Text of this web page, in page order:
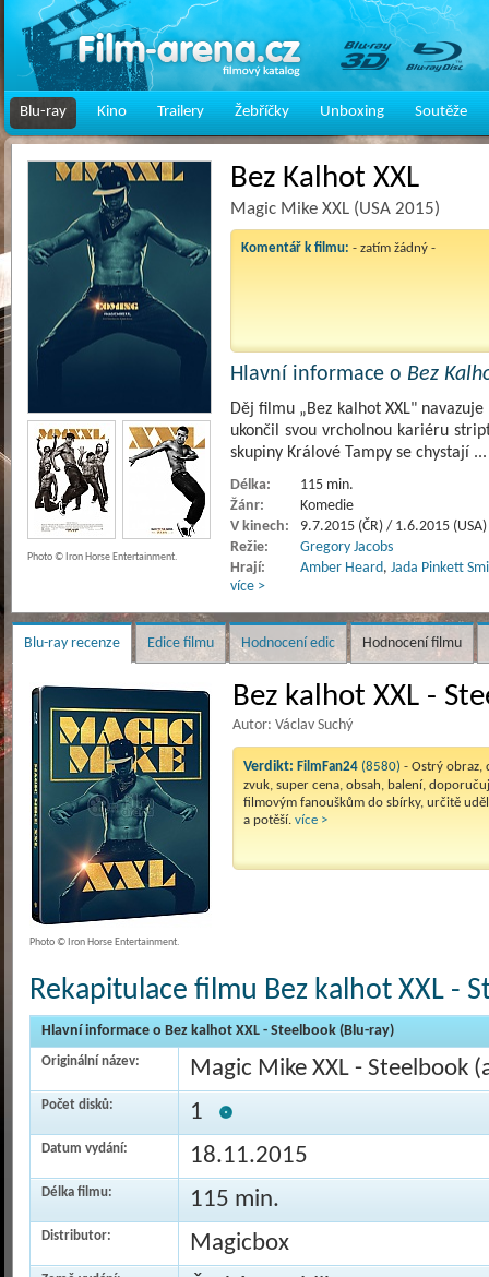
Blu-ray Kino Trailery Žebříčky Unboxing Soutěže
Bez Kalhot XXL
Magic Mike XXL (USA 2015)
Komentář k filmu: - zatím žádný -
Hlavní informace o Bez
Děj filmu „Bez kalhot XXL"
ukončil svou vrcholnou kariéru
skupiny Králové Tampy se chystají
Délka:
115 min.
Žánr:
Komedie
V kinech:
9.7.2015 (ČR) / 1.6.2015 (USA)
Režie:
Gregory Jacobs
Hrají:
Amber Heard, Jada Pinkett
více >
Photo © Iron Horse Entertainment.
Blu-ray recenze Edice filmu Hodnocení edic Hodnocení filmu
Bez kalhot XXL -
Autor: Václav Suchý
Verdikt: FilmFan24 (8580) - Ostrý obraz,
zvuk, super cena, obsah, balení,
filmovým fanouškům do sbírky, určitě
a potěší. více >
Photo © Iron Horse Entertainment.
Rekapitulace filmu Bez kalhot XXL -
Hlavní informace o Bez kalhot XXL - Steelbook (Blu-ray)
Originální název: Magic Mike XXL - Steelbook
Počet disků: 1
Datum vydání: 18.11.2015
Délka filmu: 115 min.
Distributor: Magicbox